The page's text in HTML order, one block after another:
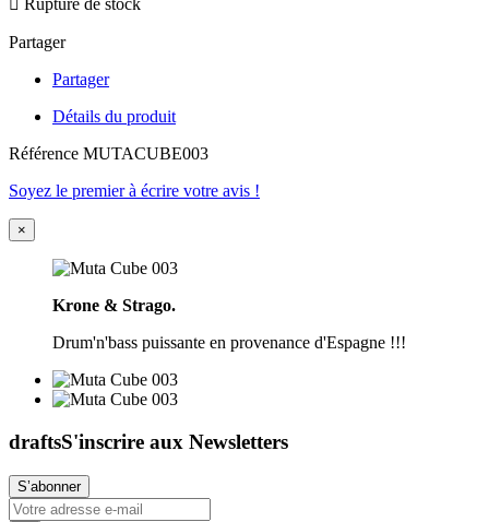
 Rupture de stock
Partager
Partager
Détails du produit
Référence MUTACUBE003
Soyez le premier à écrire votre avis !
×
Krone & Strago.
Drum'n'bass puissante en provenance d'Espagne !!!
draftsS'inscrire aux Newsletters